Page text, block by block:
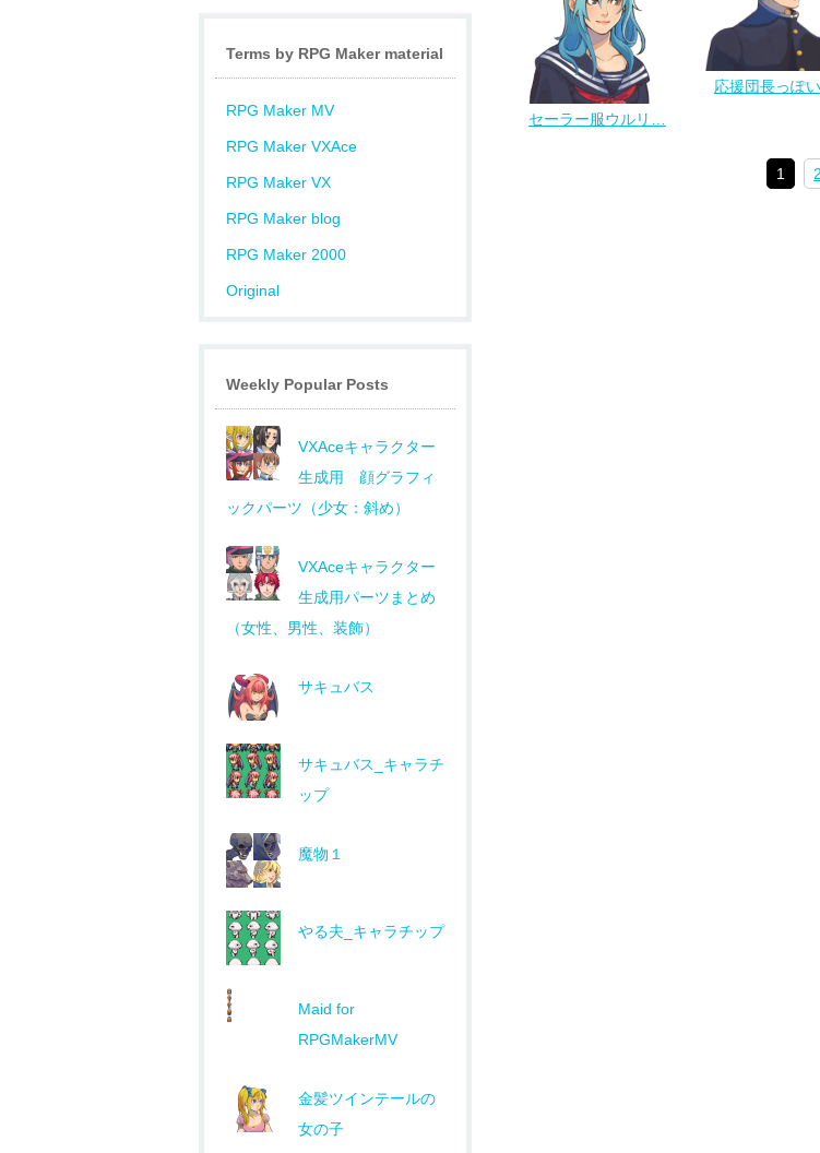
セーラー服ウルリ…
応援団長っぽ
1 2
Terms by RPG Maker material
RPG Maker MV
RPG Maker VXAce
RPG Maker VX
RPG Maker blog
RPG Maker 2000
Original
Weekly Popular Posts
VXAceキャラクター
生成用 顔グラフィ
ックパーツ（少女：斜め）
VXAceキャラクター
生成用パーツまとめ
（女性、男性、装飾）
サキュバス
サキュバス_キャラチ
ップ
魔物１
やる夫_キャラチップ
Maid for
RPGMakerMV
金髪ツインテールの
女の子